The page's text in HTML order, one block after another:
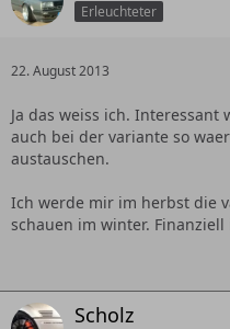
Erleuchteter
22. August 2013
Ja das weiss ich.
auch bei der variante so
austauschen.
Ich werde mir im herbst die
schauen im winter.
Scholz